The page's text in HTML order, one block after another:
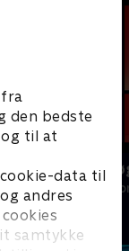
fra
den bedste
og til at
data til
andres
samtykke
Date mig
Reality • 1